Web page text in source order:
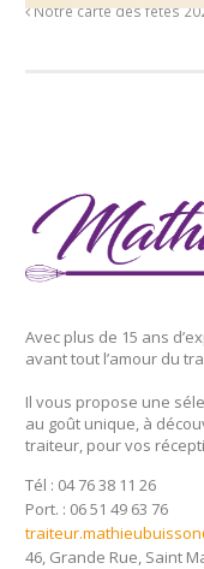
Notre carte des fêtes
Avec plus de 15 ans
avant tout l’amour du
Il vous propose une
au goût unique, à
traiteur, pour vos
Tél : 04 76 38 11 26
Port. : 06 51 49 63 76
46, Grande Rue, Saint